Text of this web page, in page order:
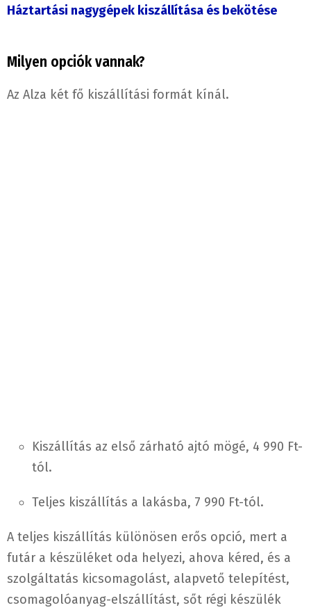
Háztartási nagygépek kiszállítása és bekötése
Milyen opciók vannak?
Az Alza két fő kiszállítási formát kínál.
Kiszállítás az első zárható ajtó mögé, 4 990 Ft-
tól.
Teljes kiszállítás a lakásba, 7 990 Ft-tól.
A teljes kiszállítás különösen erős opció, mert a
futár a készüléket oda helyezi, ahova kéred, és a
szolgáltatás kicsomagolást, alapvető telepítést,
csomagolóanyag-elszállítást, sőt régi készülék